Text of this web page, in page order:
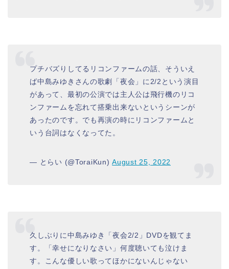
プチバズりしてるリコンファームの話、そういえ
ば中島みゆきさんの歌劇「夜会」に2/2という演目
があって、最初の公演では主人公は飛行機のリコ
ンファームを忘れて搭乗出来ないというシーンが
あったのです。でも再演の時にリコンファームと
いう台詞はなくなってた。
— とらい (@ToraiKun)August 25, 2022
久しぶりに中島みゆき「夜会2/2」DVDを観てま
す。「幸せになりなさい」何度聴いても泣けま
す。こんな優しい歌ってほかにないんじゃない